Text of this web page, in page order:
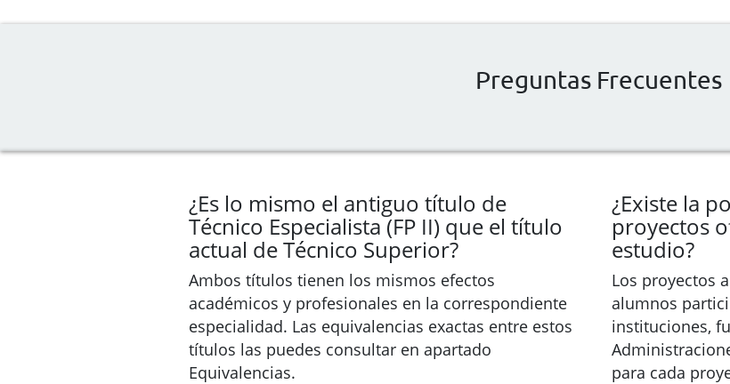
Preguntas Frecuentes
¿Es lo mismo el antiguo título de
Técnico Especialista (FP II) que el título
actual de Técnico Superior?
Ambos títulos tienen los mismos efectos
académicos y profesionales en la correspondiente
especialidad. Las equivalencias exactas entre estos
títulos las puedes consultar en apartado
Equivalencias.
¿Existe la
proyectos
estudio?
Los proyectos
alumnos
instituciones,
para cada